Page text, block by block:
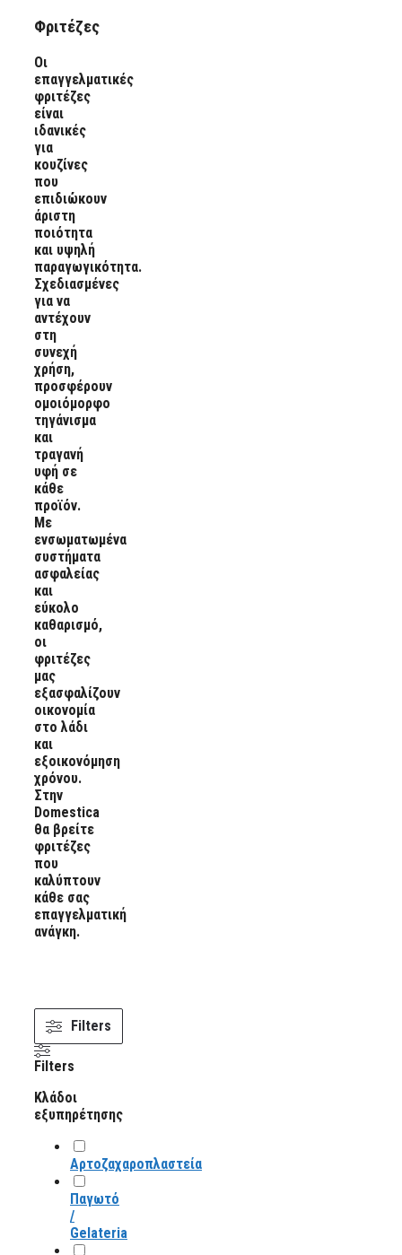
Φριτέζες
Οι
επαγγελματικές
φριτέζες
είναι
ιδανικές
για
κουζίνες
που
επιδιώκουν
άριστη
ποιότητα
και υψηλή
παραγωγικότητα.
Σχεδιασμένες
για να
αντέχουν
στη
συνεχή
χρήση,
προσφέρουν
ομοιόμορφο
τηγάνισμα
και
τραγανή
υφή σε
κάθε
προϊόν.
Με
ενσωματωμένα
συστήματα
ασφαλείας
και
εύκολο
καθαρισμό,
οι
φριτέζες
μας
εξασφαλίζουν
οικονομία
στο λάδι
και
εξοικονόμηση
χρόνου.
Στην
Domestica
θα βρείτε
φριτέζες
που
καλύπτουν
κάθε σας
επαγγελματική
ανάγκη.
Filters
Filters
Κλάδοι
εξυπηρέτησης
Αρτοζαχαροπλαστεία
Παγωτό
/
Gelateria